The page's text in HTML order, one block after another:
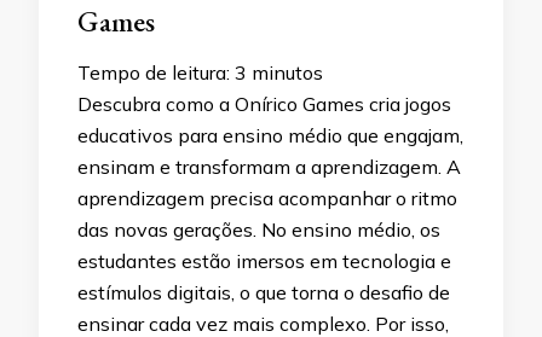
Games
Tempo de leitura: 3 minutos
Descubra como a Onírico Games cria jogos
educativos para ensino médio que engajam,
ensinam e transformam a aprendizagem. A
aprendizagem precisa acompanhar o ritmo
das novas gerações. No ensino médio, os
estudantes estão imersos em tecnologia e
estímulos digitais, o que torna o desafio de
ensinar cada vez mais complexo. Por isso,